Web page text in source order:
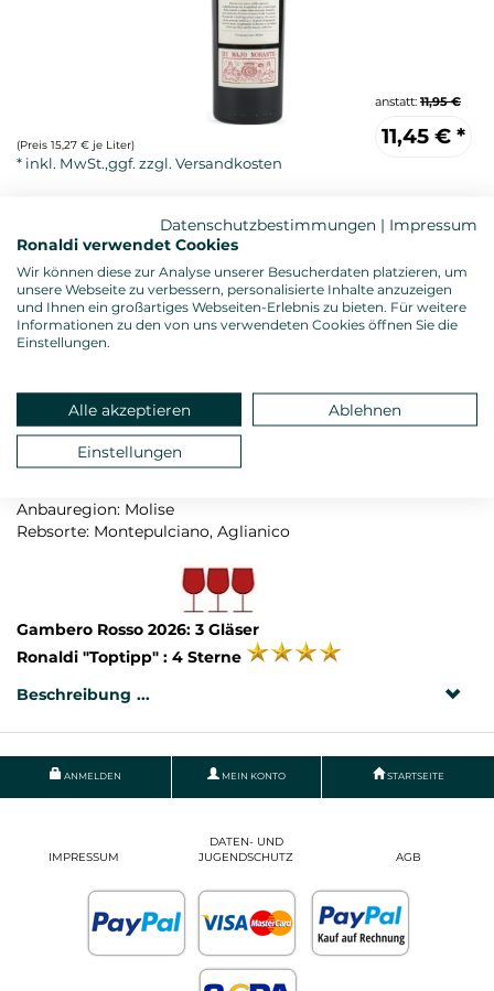
anstatt: 11,95 €
11,45 € *
(Preis 15,27 € je Liter)
Rotwein, trocken
Gesamtsäure: 5,75 g/l
Restzucker: 2,30 g/l
Allergenhinweis: enthält Sulfite
Verschluss: Naturkorken
Anbauregion: Molise
Rebsorte: Montepulciano, Aglianico
Gambero Rosso 2026: 3 Gläser
Ronaldi "Toptipp" : 4 Sterne
Beschreibung
ANMELDEN MEIN KONTO STARTSEITE
IMPRESSUM
DATEN- UND
JUGENDSCHUTZ
AGB
Datenschutzbestimmungen | Impressum
Ronaldi verwendet Cookies
Wir können diese zur Analyse unserer Besucherdaten platzieren, um
unsere Webseite zu verbessern, personalisierte Inhalte anzuzeigen
und Ihnen ein großartiges Webseiten-Erlebnis zu bieten. Für weitere
Informationen zu den von uns verwendeten Cookies öffnen Sie die
Einstellungen.
Alle akzeptieren Ablehnen
Einstellungen